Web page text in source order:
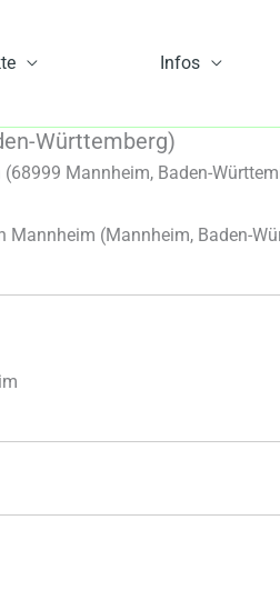
Infos
Württemberg)
Mannheim, Baden-
Mannheim (Mannheim, Baden-